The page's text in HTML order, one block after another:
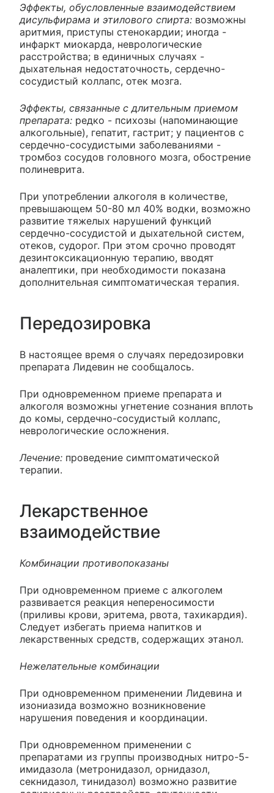
Эффекты, обусловленные взаимодействием
дисульфирама и этилового спирта: возможны
аритмия, приступы стенокардии; иногда -
инфаркт миокарда, неврологические
расстройства; в единичных случаях -
дыхательная недостаточность, сердечно-
сосудистый коллапс, отек мозга.
Эффекты, связанные с длительным приемом
препарата: редко - психозы (напоминающие
алкогольные), гепатит, гастрит; у пациентов с
сердечно-сосудистыми заболеваниями -
тромбоз сосудов головного мозга, обострение
полиневрита.
При употреблении алкоголя в количестве,
превышающем 50-80 мл 40% водки, возможно
развитие тяжелых нарушений функций
сердечно-сосудистой и дыхательной систем,
отеков, судорог. При этом срочно проводят
дезинтоксикационную терапию, вводят
аналептики, при необходимости показана
дополнительная симптоматическая терапия.
Передозировка
В настоящее время о случаях передозировки
препарата Лидевин не сообщалось.
При одновременном приеме препарата и
алкоголя возможны угнетение сознания вплоть
до комы, сердечно-сосудистый коллапс,
неврологические осложнения.
Лечение: проведение симптоматической
терапии.
Лекарственное
взаимодействие
Комбинации противопоказаны
При одновременном приеме с алкоголем
развивается реакция непереносимости
(приливы крови, эритема, рвота, тахикардия).
Следует избегать приема напитков и
лекарственных средств, содержащих этанол.
Нежелательные комбинации
При одновременном применении Лидевина и
изониазида возможно возникновение
нарушения поведения и координации.
При одновременном применении с
препаратами из группы производных нитро-5-
имидазола (метронидазол, орнидазол,
секнидазол, тинидазол) возможно развитие